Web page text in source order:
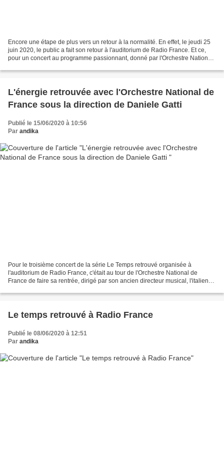
Encore une étape de plus vers un retour à la normalité. En effet, le jeudi 25
juin 2020, le public a fait son retour à l'auditorium de Radio France. Et ce,
pour un concert au programme passionnant, donné par l'Orchestre National
L'énergie retrouvée avec l'Orchestre National de
France sous la direction de Daniele Gatti
Publié le 15/06/2020 à 10:56
Par andika
Pour le troisième concert de la série Le Temps retrouvé organisée à
l'auditorium de Radio France, c'était au tour de l'Orchestre National de
France de faire sa rentrée, dirigé par son ancien directeur musical, l'italien
Le temps retrouvé à Radio France
Publié le 08/06/2020 à 12:51
Par andika